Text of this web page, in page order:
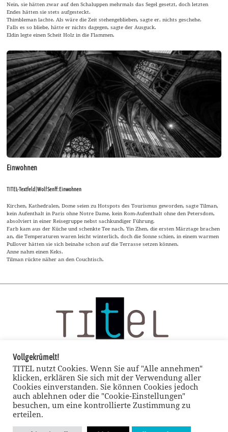
Nein, sie hätten zwar auf den Schaluppen mehrmals das Segel gesetzt, doch letzten
Endes hätten sie stets aufgesteckt.
Thimbleman lachte. Als wäre die Zeit stehengeblieben, sagte er, nichts geschehe.
Falls es so bliebe, hätte er nichts dagegen, sagte der Ausguck.
Eldin legte einen Scheit Holz in die Flammen.
Einwohnen
TITEL-Textfeld | Wolf Senff: Einwohnen
Kirchen, Kathedralen, Dome seien zu Hotspots des Tourismus geworden, sagte Tilman,
kein Aufenthalt in Paris ohne Notre Dame, kein Rom-Aufenthalt ohne den Petersdom,
absolviert in einer Reisegruppe nebst sachkundiger Führung.
Farb kam aus der Küche und schenkte Tee nach, Yin Zhen, die ersten Märztage brachen
an, die Temperaturen waren leicht winterlich, doch die Sonne schien, in einem warmen
Pullover hätten sie sich beinahe schon auf die Terrasse setzen können.
Anne nahm einen Keks.
Tilman rückte näher an den Couchtisch.
Vollgekrümelt!
TITEL nutzt Cookies. Wenn Sie auf "Alle annehmen"
klicken, erklären Sie sich mit der Verwendung aller
Cookies einverstanden. Sie können Cookies jedoch
auch ablehnen oder die "Cookie-Einstellungen"
besuchen, um eine kontrollierte Zustimmung zu
erteilen.